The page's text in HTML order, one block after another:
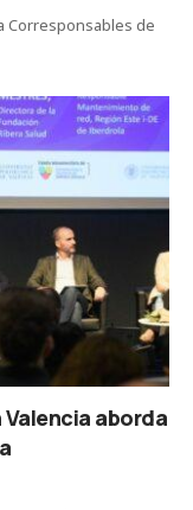
Corresponsables de
aborda